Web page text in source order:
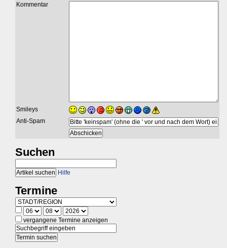
Kommentar
Smileys
Anti-Spam
Suchen
Hilfe
Termine
vergangene Termine anzeigen